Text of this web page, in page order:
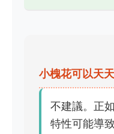
小槐花可以天
不建議。正
特性可能導